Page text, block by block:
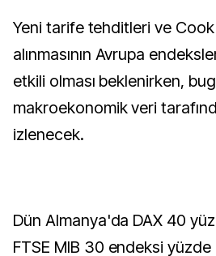
Yeni tarife tehditleri ve
alınmasının Avrupa
etkili olması beklenirken,
makroekonomik veri
izlenecek.
Dün Almanya'da DAX 40
FTSE MIB 30 endeksi